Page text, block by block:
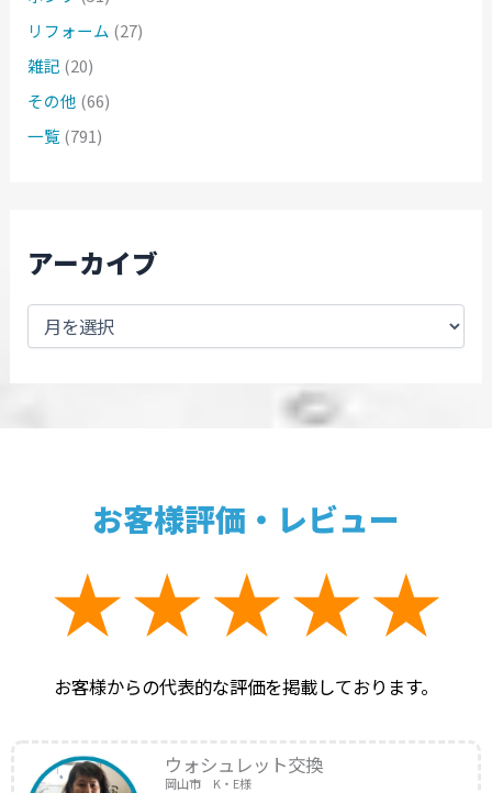
リフォーム (27)
雑記 (20)
その他 (66)
一覧(791)
アーカイブ
お客様評価・レビュー
お客様からの代表的な評価を掲載しております。
ウォシュレット交換
岡山市 K・E様